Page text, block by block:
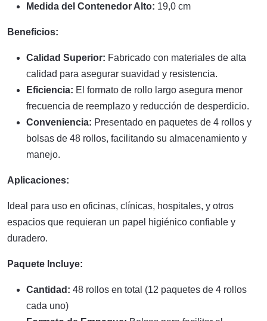
Medida del Contenedor Alto: 19,0 cm
Beneficios:
Calidad Superior: Fabricado con materiales de alta
calidad para asegurar suavidad y resistencia.
Eficiencia: El formato de rollo largo asegura menor
frecuencia de reemplazo y reducción de desperdicio.
Conveniencia: Presentado en paquetes de 4 rollos y
bolsas de 48 rollos, facilitando su almacenamiento y
manejo.
Aplicaciones:
Ideal para uso en oficinas, clínicas, hospitales, y otros
espacios que requieran un papel higiénico confiable y
duradero.
Paquete Incluye:
Cantidad: 48 rollos en total (12 paquetes de 4 rollos
cada uno)